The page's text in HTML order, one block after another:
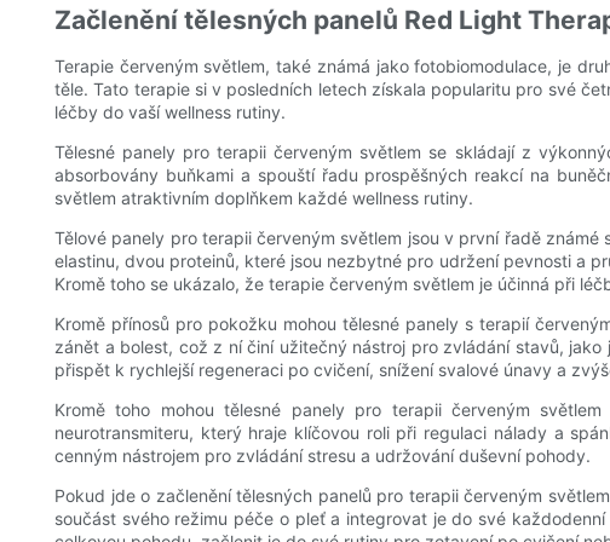
Začlenění tělesných panelů Red Light
Terapie červeným světlem, také známá jako fotobiomodulace, je
těle. Tato terapie si v posledních letech získala popularitu pro své
léčby do vaší wellness rutiny.
Tělesné panely pro terapii červeným světlem se skládají z
absorbovány buňkami a spouští řadu prospěšných reakcí na
světlem atraktivním doplňkem každé wellness rutiny.
Tělové panely pro terapii červeným světlem jsou v první řadě
elastinu, dvou proteinů, které jsou nezbytné pro udržení pevnosti a
Kromě toho se ukázalo, že terapie červeným světlem je účinná při
Kromě přínosů pro pokožku mohou tělesné panely s terapií
zánět a bolest, což z ní činí užitečný nástroj pro zvládání stavů,
přispět k rychlejší regeneraci po cvičení, snížení svalové únavy a
Kromě toho mohou tělesné panely pro terapii červeným
neurotransmiteru, který hraje klíčovou roli při regulaci nálady a
cenným nástrojem pro zvládání stresu a udržování duševní pohody.
Pokud jde o začlenění tělesných panelů pro terapii červeným
součást svého režimu péče o pleť a integrovat je do své